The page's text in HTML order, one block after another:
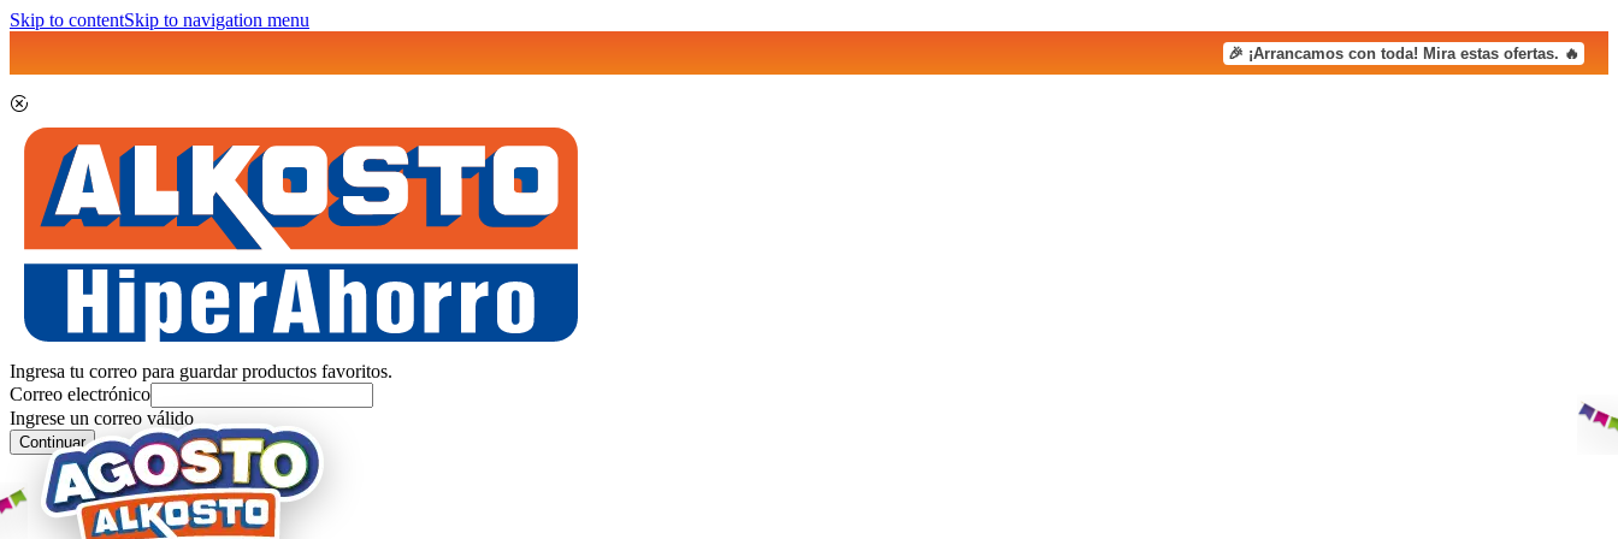
Skip to contentSkip to navigation menu
🎉 ¡Arrancamos con toda! Mira estas ofertas. 🔥
Ingresa tu correo para guardar productos favoritos.
Correo electrónico
Ingrese un correo válido
Continuar